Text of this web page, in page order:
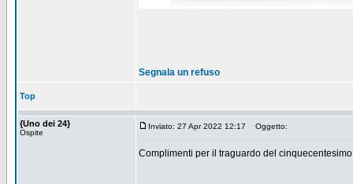
Segnala un refuso
Top
{Uno dei 24}
Ospite
Inviato: 27 Apr 2022 12:17 Oggetto:
Complimenti per il traguardo del